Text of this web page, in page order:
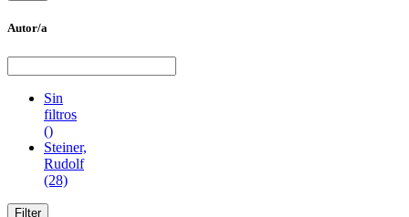
Autor/a
Sin
filtros
()
Steiner,
Rudolf
(28)